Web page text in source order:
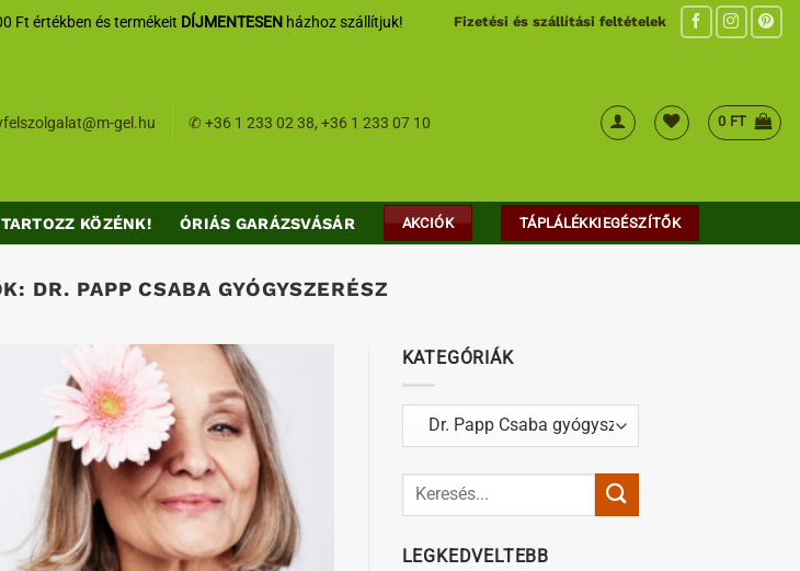
Ft értékben és termékeit DÍJMENTESEN házhoz szállítjuk! Fizetési és szállítási feltételek
gel.hu ✆+36 1 233 02 38,+36 1 233 07 10 0 FT
TARTOZZ KÖZÉNK! ÓRIÁS GARÁZSVÁSÁR AKCIÓK TÁPLÁLÉKKIEGÉSZÍTŐK
DR. PAPP CSABA GYÓGYSZERÉSZ
KATEGÓRIÁK
Kategóriák
LEGKEDVELTEBB